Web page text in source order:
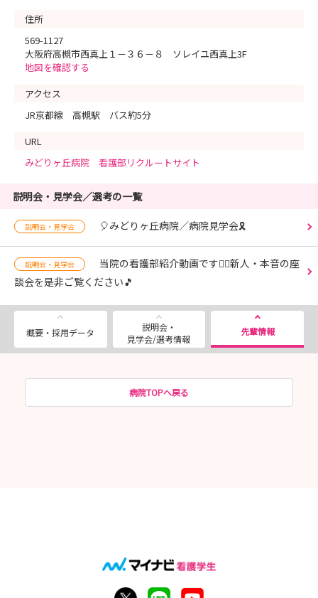
住所
569-1127
大阪府高槻市西真上１－３６－８ ソレイユ西真上3F
地図を確認する
アクセス
JR京都線 高槻駅 バス約5分
URL
みどりヶ丘病院 看護部リクルートサイト
説明会・見学会／選考の一覧
説明会・見学会 🎈みどりヶ丘病院／病院見学会🎗️
説明会・見学会
当院の看護部紹介動画です🤹‍♀️新人・本音の座
談会を是非ご覧ください🎵
概要・採用データ
説明会・
見学会/選考情報
先輩情報
病院TOPへ戻る